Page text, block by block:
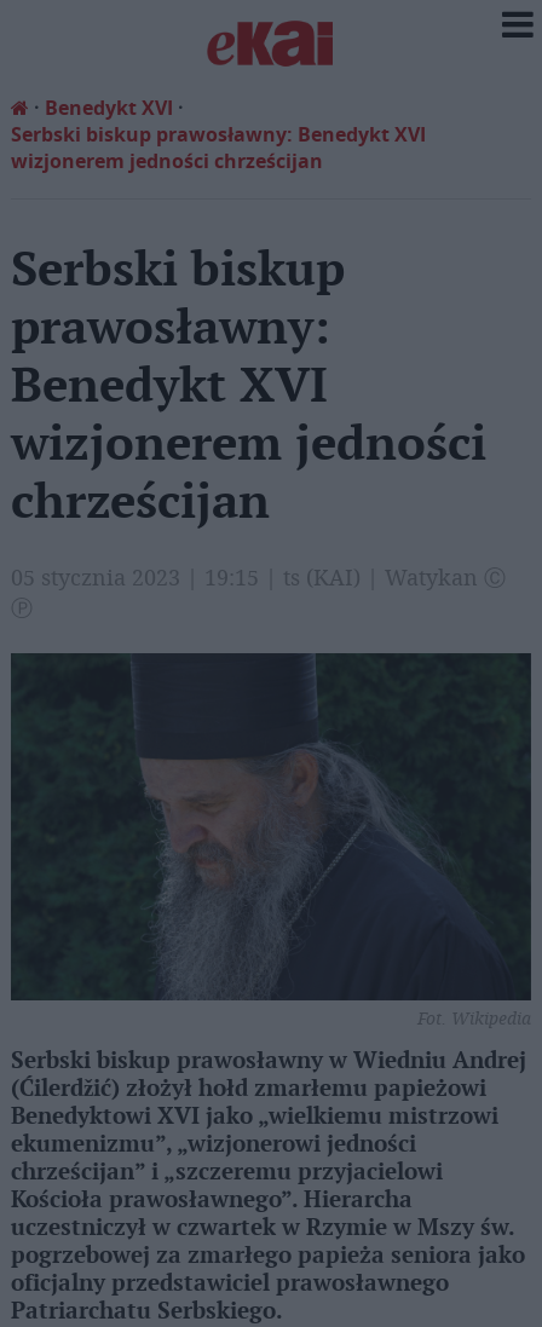
Benedykt XVI
Serbski biskup prawosławny: Benedykt XVI
wizjonerem jedności chrześcijan
Serbski biskup
prawosławny:
Benedykt XVI
wizjonerem jedności
chrześcijan
05 stycznia 2023 | 19:15 | ts (KAI) | Watykan Ⓒ
Ⓟ
Fot. Wikipedia
Serbski biskup prawosławny w Wiedniu Andrej
(Ćilerdžić) złożył hołd zmarłemu papieżowi
Benedyktowi XVI jako „wielkiemu mistrzowi
ekumenizmu”, „wizjonerowi jedności
chrześcijan” i „szczeremu przyjacielowi
Kościoła prawosławnego”. Hierarcha
uczestniczył w czwartek w Rzymie w Mszy św.
pogrzebowej za zmarłego papieża seniora jako
oficjalny przedstawiciel prawosławnego
Patriarchatu Serbskiego.